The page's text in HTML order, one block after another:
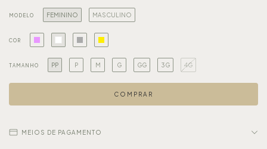
MODELO FEMININO MASCULINO
COR
TAMANHO PP P M G GG 3G 4G
MEIOS DE PAGAMENTO